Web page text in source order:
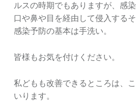
ルスの時期でもありますが、感
口や鼻や目を経由して侵入するそ
感染予防の基本は手洗い。
皆様もお気を付けください。
私どもも改善できるところは、
いります。